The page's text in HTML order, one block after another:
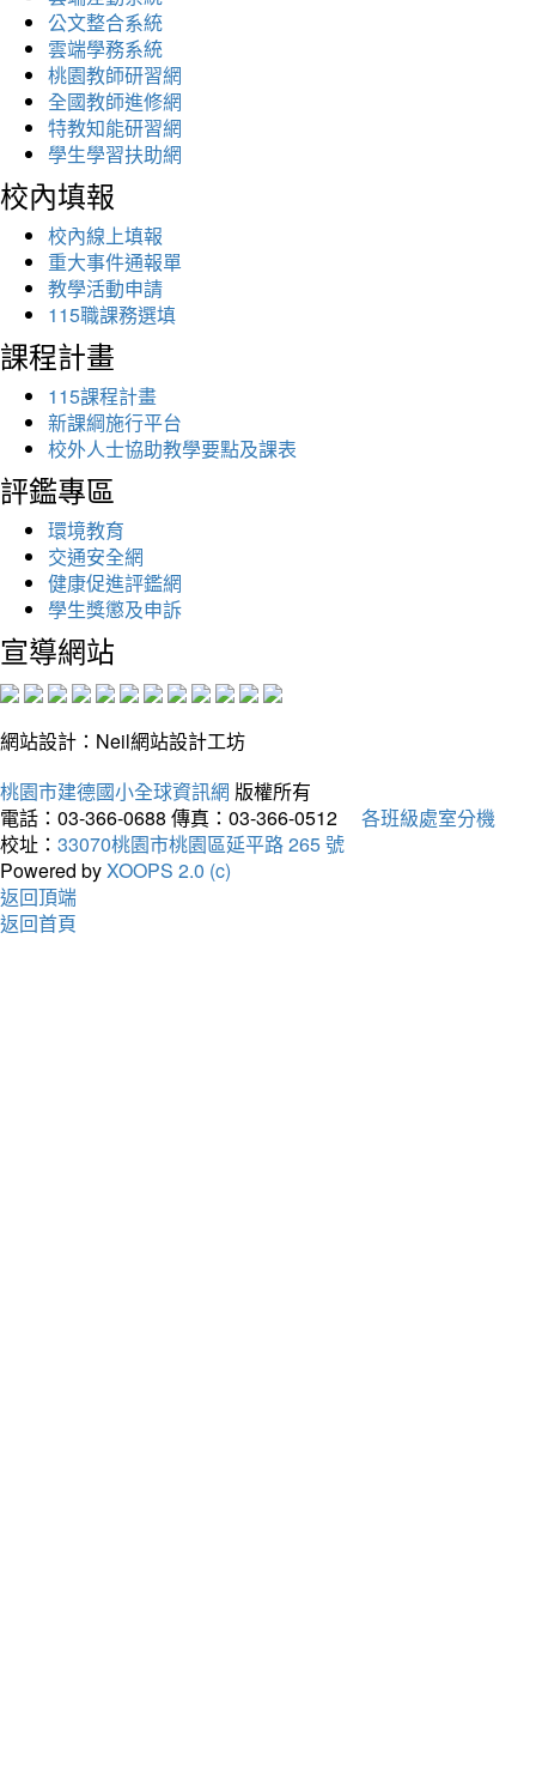
公文整合系統
雲端學務系統
桃園教師研習網
全國教師進修網
特教知能研習網
學生學習扶助網
校內填報
校內線上填報
重大事件通報單
教學活動申請
115職課務選填
課程計畫
115課程計畫
新課綱施行平台
校外人士協助教學要點及課表
評鑑專區
環境教育
交通安全網
健康促進評鑑網
學生獎懲及申訴
宣導網站
網站設計：Neil網站設計工坊
桃園市建德國小全球資訊網 版權所有
電話：03-366-0688 傳真：03-366-0512
各班級處室分機
校址： 33070桃園市桃園區延平路 265 號
Powered byXOOPS 2.0 (c)
返回頂端
返回首頁